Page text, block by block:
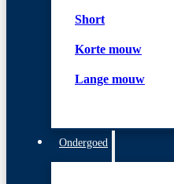
Short
Korte mouw
Lange mouw
Ondergoed